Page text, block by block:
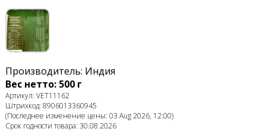
Производитель: Индия
Вес нетто: 500 г
Артикул: VET11162
Штрихкод: 8906013360945
(Последнее изменение цены: 03 Aug 2026, 12:00)
Срок годности товара: 30.08.2026